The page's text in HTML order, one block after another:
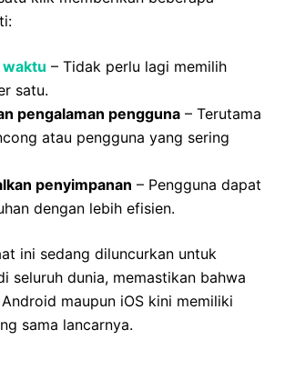
– Tidak perlu lagi memilih
satu.
pengalaman pengguna – Terutama
atau pengguna yang sering
penyimpanan – Pengguna dapat
dengan lebih efisien.
ini sedang diluncurkan untuk
seluruh dunia, memastikan bahwa
maupun iOS kini memiliki
sama lancarnya.